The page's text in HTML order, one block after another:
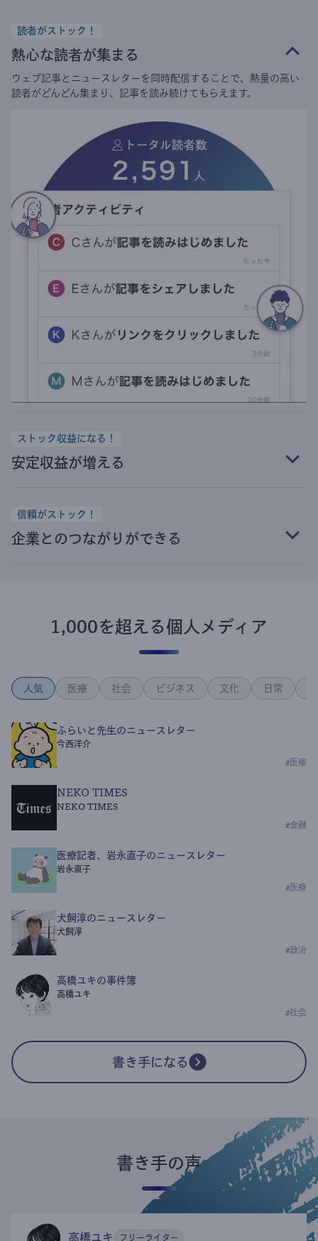
読者がストック！
熱心な読者が集まる
ウェブ記事とニュースレターを同時配信することで、熱量の高い
読者がどんどん集まり、記事を読み続けてもらえます。
ストック収益になる！
安定収益が増える
信頼がストック！
企業とのつながりができる
1,000を超える個人メディア
人気 医療 社会 ビジネス 文化 日常
ふらいと先生のニュースレター
今西洋介
# 医療
NEKO TIMES
NEKO TIMES
#金融
医療記者、岩永直子のニュースレター
岩永直子
# 医療
犬飼淳のニュースレター
犬飼淳
#政治
高橋ユキの事件簿
高橋ユキ
#社会
書き手になる
書き手の声
高橋ユキ フリーライター